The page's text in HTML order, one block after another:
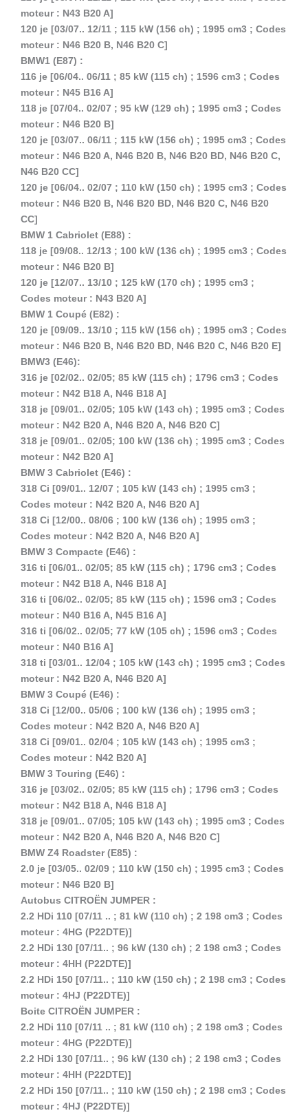
moteur : N43 B20 A]
120 je [03/07.. 12/11 ; 115 kW (156 ch) ; 1995 cm3 ; Codes
moteur : N46 B20 B, N46 B20 C]
BMW1 (E87) :
116 je [06/04.. 06/11 ; 85 kW (115 ch) ; 1596 cm3 ; Codes
moteur : N45 B16 A]
118 je [07/04.. 02/07 ; 95 kW (129 ch) ; 1995 cm3 ; Codes
moteur : N46 B20 B]
120 je [03/07.. 06/11 ; 115 kW (156 ch) ; 1995 cm3 ; Codes
moteur : N46 B20 A, N46 B20 B, N46 B20 BD, N46 B20 C,
N46 B20 CC]
120 je [06/04.. 02/07 ; 110 kW (150 ch) ; 1995 cm3 ; Codes
moteur : N46 B20 B, N46 B20 BD, N46 B20 C, N46 B20
CC]
BMW 1 Cabriolet (E88) :
118 je [09/08.. 12/13 ; 100 kW (136 ch) ; 1995 cm3 ; Codes
moteur : N46 B20 B]
120 je [12/07.. 13/10 ; 125 kW (170 ch) ; 1995 cm3 ;
Codes moteur : N43 B20 A]
BMW 1 Coupé (E82) :
120 je [09/09.. 13/10 ; 115 kW (156 ch) ; 1995 cm3 ; Codes
moteur : N46 B20 B, N46 B20 BD, N46 B20 C, N46 B20 E]
BMW3 (E46):
316 je [02/02.. 02/05; 85 kW (115 ch) ; 1796 cm3 ; Codes
moteur : N42 B18 A, N46 B18 A]
318 je [09/01.. 02/05; 105 kW (143 ch) ; 1995 cm3 ; Codes
moteur : N42 B20 A, N46 B20 A, N46 B20 C]
318 je [09/01.. 02/05; 100 kW (136 ch) ; 1995 cm3 ; Codes
moteur : N42 B20 A]
BMW 3 Cabriolet (E46) :
318 Ci [09/01.. 12/07 ; 105 kW (143 ch) ; 1995 cm3 ;
Codes moteur : N42 B20 A, N46 B20 A]
318 Ci [12/00.. 08/06 ; 100 kW (136 ch) ; 1995 cm3 ;
Codes moteur : N42 B20 A, N46 B20 A]
BMW 3 Compacte (E46) :
316 ti [06/01.. 02/05; 85 kW (115 ch) ; 1796 cm3 ; Codes
moteur : N42 B18 A, N46 B18 A]
316 ti [06/02.. 02/05; 85 kW (115 ch) ; 1596 cm3 ; Codes
moteur : N40 B16 A, N45 B16 A]
316 ti [06/02.. 02/05; 77 kW (105 ch) ; 1596 cm3 ; Codes
moteur : N40 B16 A]
318 ti [03/01.. 12/04 ; 105 kW (143 ch) ; 1995 cm3 ; Codes
moteur : N42 B20 A, N46 B20 A]
BMW 3 Coupé (E46) :
318 Ci [12/00.. 05/06 ; 100 kW (136 ch) ; 1995 cm3 ;
Codes moteur : N42 B20 A, N46 B20 A]
318 Ci [09/01.. 02/04 ; 105 kW (143 ch) ; 1995 cm3 ;
Codes moteur : N42 B20 A]
BMW 3 Touring (E46) :
316 je [03/02.. 02/05; 85 kW (115 ch) ; 1796 cm3 ; Codes
moteur : N42 B18 A, N46 B18 A]
318 je [09/01.. 07/05; 105 kW (143 ch) ; 1995 cm3 ; Codes
moteur : N42 B20 A, N46 B20 A, N46 B20 C]
BMW Z4 Roadster (E85) :
2.0 je [03/05.. 02/09 ; 110 kW (150 ch) ; 1995 cm3 ; Codes
moteur : N46 B20 B]
Autobus CITROËN JUMPER :
2.2 HDi 110 [07/11 .. ; 81 kW (110 ch) ; 2 198 cm3 ; Codes
moteur : 4HG (P22DTE)]
2.2 HDi 130 [07/11.. ; 96 kW (130 ch) ; 2 198 cm3 ; Codes
moteur : 4HH (P22DTE)]
2.2 HDi 150 [07/11.. ; 110 kW (150 ch) ; 2 198 cm3 ; Codes
moteur : 4HJ (P22DTE)]
Boite CITROËN JUMPER :
2.2 HDi 110 [07/11 .. ; 81 kW (110 ch) ; 2 198 cm3 ; Codes
moteur : 4HG (P22DTE)]
2.2 HDi 130 [07/11.. ; 96 kW (130 ch) ; 2 198 cm3 ; Codes
moteur : 4HH (P22DTE)]
2.2 HDi 150 [07/11.. ; 110 kW (150 ch) ; 2 198 cm3 ; Codes
moteur : 4HJ (P22DTE)]